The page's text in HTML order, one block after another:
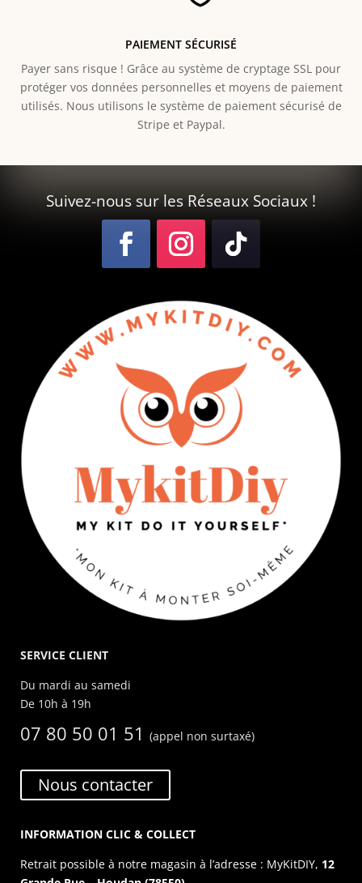
PAIEMENT SÉCURISÉ
Payer sans risque ! Grâce au système de cryptage SSL pour
protéger vos données personnelles et moyens de paiement
utilisés. Nous utilisons le système de paiement sécurisé de
Stripe et Paypal.
Suivez-nous sur les Réseaux Sociaux !
SERVICE CLIENT
Du mardi au samedi
De 10h à 19h
07 80 50 01 51(appel non surtaxé)
Nous contacter
INFORMATION CLIC & COLLECT
Retrait possible à notre magasin à l’adresse : MyKitDIY, 12